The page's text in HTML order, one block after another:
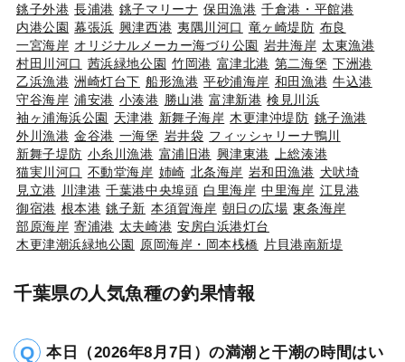
銚子外港 長浦港 銚子マリーナ 保田漁港 千倉港・平館港
内港公園 幕張浜 興津西港 夷隅川河口 竜ヶ崎堤防 布良
一宮海岸 オリジナルメーカー海づり公園 岩井海岸 太東漁港
村田川河口 茜浜緑地公園 竹岡港 富津北港 第二海堡 下洲港
乙浜漁港 洲崎灯台下 船形漁港 平砂浦海岸 和田漁港 牛込港
守谷海岸 浦安港 小湊港 勝山港 富津新港 検見川浜
袖ヶ浦海浜公園 天津港 新舞子海岸 木更津沖堤防 銚子漁港
外川漁港 金谷港 一海堡 岩井袋 フィッシャリーナ鴨川
新舞子堤防 小糸川漁港 富浦旧港 興津東港
上総湊港
猫実川河口 不動堂海岸 姉崎 北条海岸 岩和田漁港 犬吠埼
見立港
川津港 千葉港中央埠頭 白里海岸 中里海岸 江見港
御宿港 根本港 銚子新 本須賀海岸 朝日の広場 東条海岸
部原海岸 寄浦港 太夫崎港 安房白浜港灯台
木更津潮浜緑地公園
原岡海岸・岡本桟橋 片貝港南新堤
千葉県の人気魚種の釣果情報
本日（2026年8月7日）の満潮と干潮の時間はい